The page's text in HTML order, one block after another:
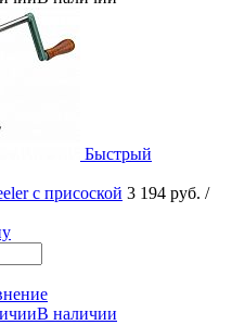
Быстрый
с присоской 3 194 руб. /
В наличии